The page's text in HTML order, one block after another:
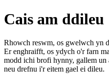
Cais am ddileu
Rhowch reswm, os gwelwch yn
Er enghraifft, os ydych o'r farn
modd ichi brofi hynny, gallem
neu drefnu i'r eitem gael ei dileu.